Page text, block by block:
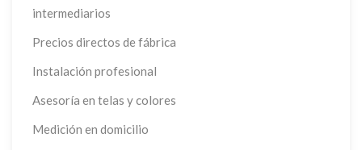
intermediarios
Precios directos de fábrica
Instalación profesional
Asesoría en telas y colores
Medición en domicilio